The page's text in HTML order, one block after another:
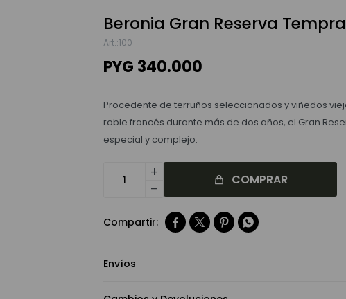
Beronia Gran Reserva
100
PYG 340.000
Procedente de terruños seleccionados y viñedos
roble francés durante más de dos años, el Gran
especial y complejo.
add
remove
COMPRAR
   
Envíos